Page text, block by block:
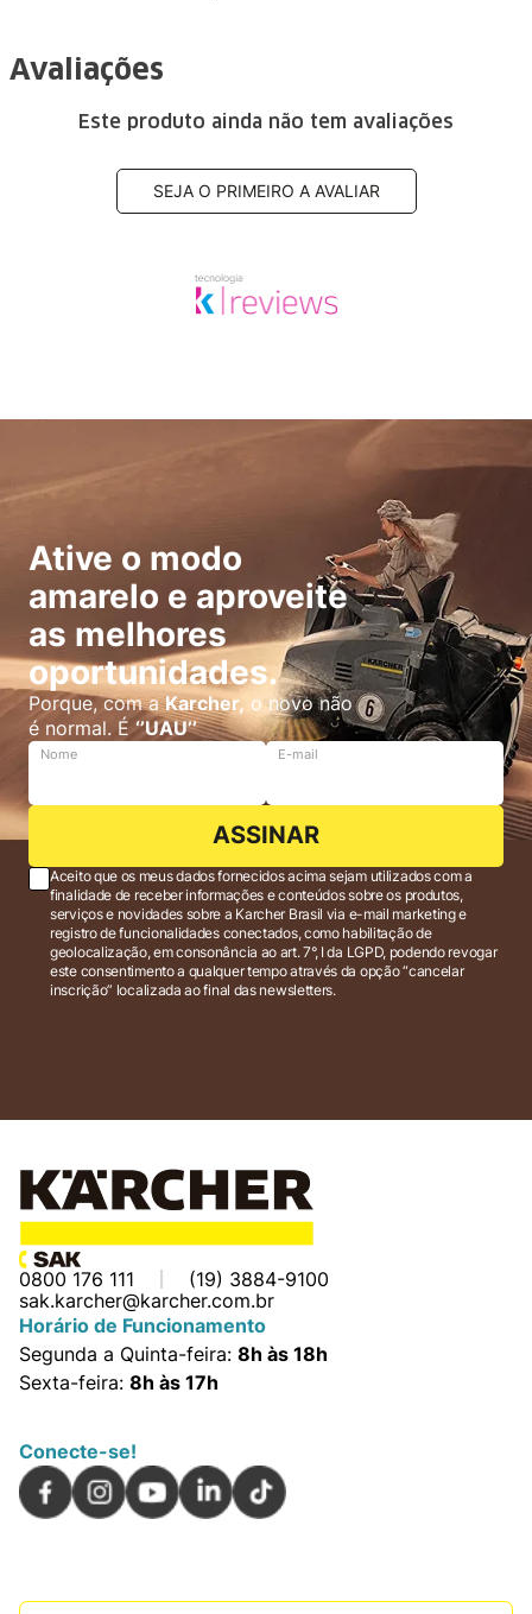
Avaliações
Este produto ainda não tem avaliações
SEJA O PRIMEIRO A AVALIAR
Ative o modo
amarelo e aproveite
as melhores
oportunidades.
Porque, com aKarcher, o novo não
é normal. É‘’UAU’’
Nome E-mail
ASSINAR
Aceito que os meus dados fornecidos acima sejam utilizados com a
finalidade de receber informações e conteúdos sobre os produtos,
serviços e novidades sobre a Karcher Brasil via e-mail marketing e
registro de funcionalidades conectados, como habilitação de
geolocalização, em consonância ao art. 7°, I da LGPD, podendo revogar
este consentimento a qualquer tempo através da opção “cancelar
inscrição” localizada ao final das newsletters.
0800 176 111
(19) 3884-9100
sak.karcher@karcher.com.br
Horário de Funcionamento
Segunda a Quinta-feira: 8h às 18h
Sexta-feira: 8h às 17h
Conecte-se!